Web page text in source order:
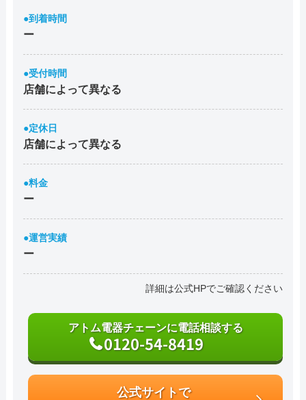
●到着時間
ー
●受付時間
店舗によって異なる
●定休日
店舗によって異なる
●料金
ー
●運営実績
ー
詳細は公式HPでご確認ください
アトム電器チェーンに電話相談する
0120-54-8419
公式サイトで